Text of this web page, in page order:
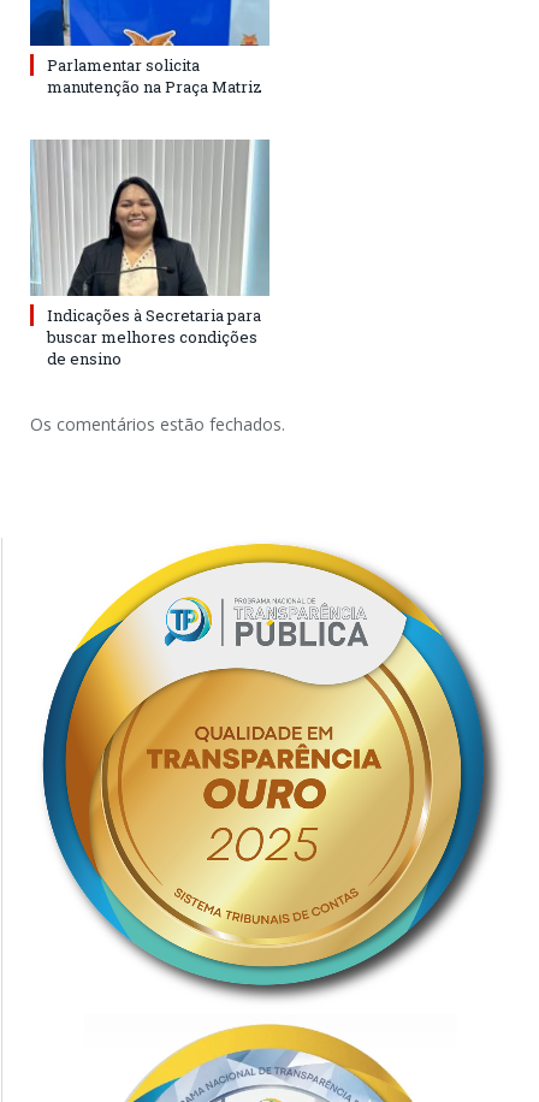
Parlamentar solicita
manutenção na Praça Matriz
Indicações à Secretaria para
buscar melhores condições
de ensino
Os comentários estão fechados.